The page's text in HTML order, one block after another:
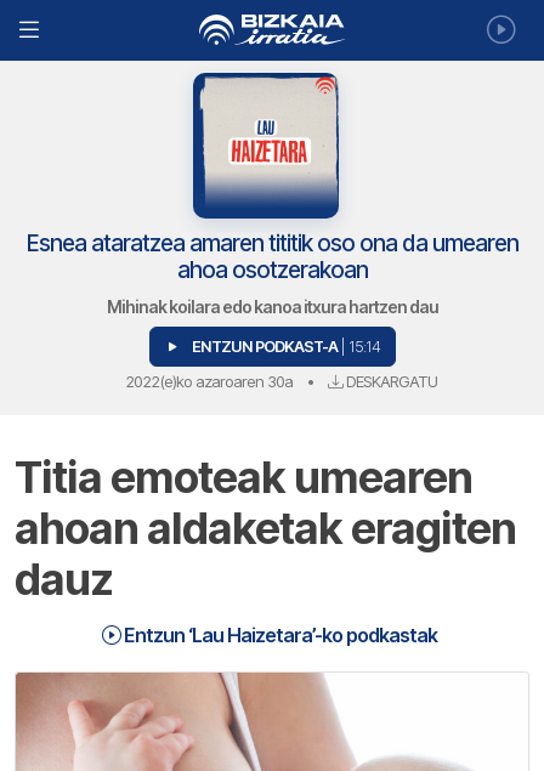
Esnea ataratzea amaren tititik oso ona da umearen
ahoa osotzerakoan
Mihinak koilara edo kanoa itxura hartzen dau
ENTZUN PODKAST-A | 15:14
2022(e)ko azaroaren 30a • DESKARGATU
Titia emoteak umearen
ahoan aldaketak eragiten
dauz
Entzun ‘Lau Haizetara’-ko podkastak